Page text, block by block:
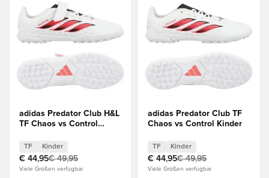
adidas Predator Club H&L
TF Chaos vs Control
TF Kinder
€ 44,95€ 49,95
Viele Größen verfügbar
adidas Predator Club TF
Chaos vs Control Kinder
TF Kinder
€ 44,95€ 49,95
Viele Größen verfügbar